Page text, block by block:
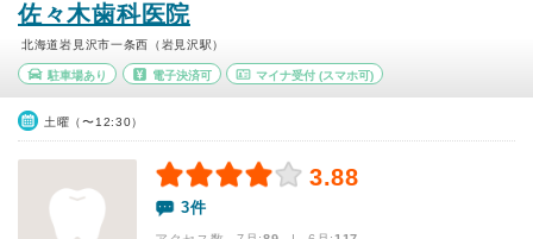
佐々木歯科医院
北海道岩見沢市一条西（岩見沢駅）
駐車場あり 電子決済可 マイナ受付 (スマホ可)
土曜（〜12:30）
3.88
3件